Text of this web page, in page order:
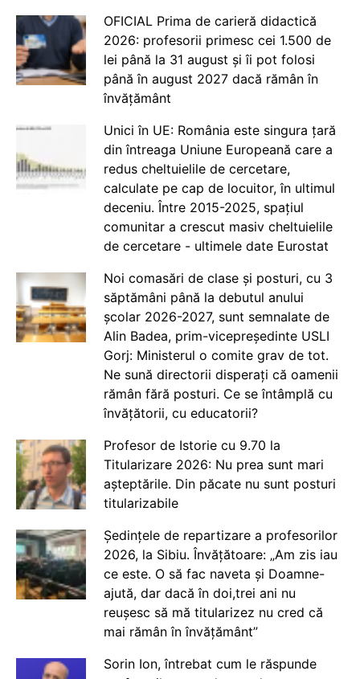
OFICIAL Prima de carieră didactică
2026: profesorii primesc cei 1.500 de
lei până la 31 august și îi pot folosi
până în august 2027 dacă rămân în
învățământ
Unici în UE: România este singura țară
din întreaga Uniune Europeană care a
redus cheltuielile de cercetare,
calculate pe cap de locuitor, în ultimul
deceniu. Între 2015-2025, spațiul
comunitar a crescut masiv cheltuielile
de cercetare - ultimele date Eurostat
Noi comasări de clase și posturi, cu 3
săptămâni până la debutul anului
școlar 2026-2027, sunt semnalate de
Alin Badea, prim-vicepreședinte USLI
Gorj: Ministerul o comite grav de tot.
Ne sună directorii disperați că oamenii
rămân fără posturi. Ce se întâmplă cu
învățătorii, cu educatorii?
Profesor de Istorie cu 9.70 la
Titularizare 2026: Nu prea sunt mari
așteptările. Din păcate nu sunt posturi
titularizabile
Ședințele de repartizare a profesorilor
2026, la Sibiu. Învățătoare: „Am zis iau
ce este. O să fac naveta și Doamne-
ajută, dar dacă în doi,trei ani nu
reușesc să mă titularizez nu cred că
mai rămân în învățământ”
Sorin Ion, întrebat cum le răspunde